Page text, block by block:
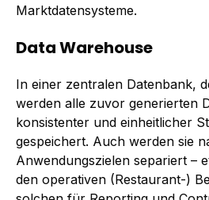
Marktdatensysteme.
Data Warehouse
In einer zentralen Datenbank,
werden alle zuvor generierten
konsistenter und einheitlicher
gespeichert. Auch werden sie
Anwendungszielen separiert –
den operativen (Restaurant-)